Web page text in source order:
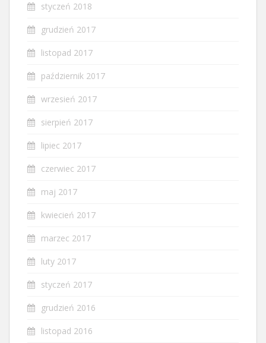
styczeń 2018
grudzień 2017
listopad 2017
październik 2017
wrzesień 2017
sierpień 2017
lipiec 2017
czerwiec 2017
maj 2017
kwiecień 2017
marzec 2017
luty 2017
styczeń 2017
grudzień 2016
listopad 2016